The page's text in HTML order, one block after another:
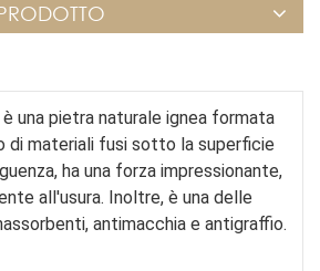
è una pietra naturale ignea formata
di materiali fusi sotto la superficie
ha una forza impressionante,
all'usura. Inoltre, è una delle
antimacchia e antigraffio.